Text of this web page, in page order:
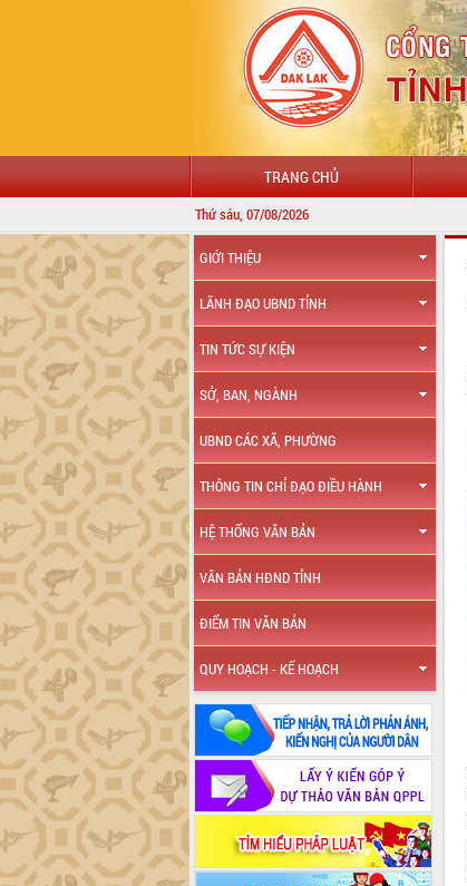
TRANG CHỦ
Thứ sáu, 07/08/2026
GIỚI THIỆU
LÃNH ĐẠO UBND TỈNH
TIN TỨC SỰ KIỆN
SỞ, BAN, NGÀNH
UBND CÁC XÃ, PHƯỜNG
THÔNG TIN CHỈ ĐẠO ĐIỀU HÀNH
HỆ THỐNG VĂN BẢN
VĂN BẢN HĐND TỈNH
ĐIỂM TIN VĂN BẢN
QUY HOẠCH - KẾ HOẠCH